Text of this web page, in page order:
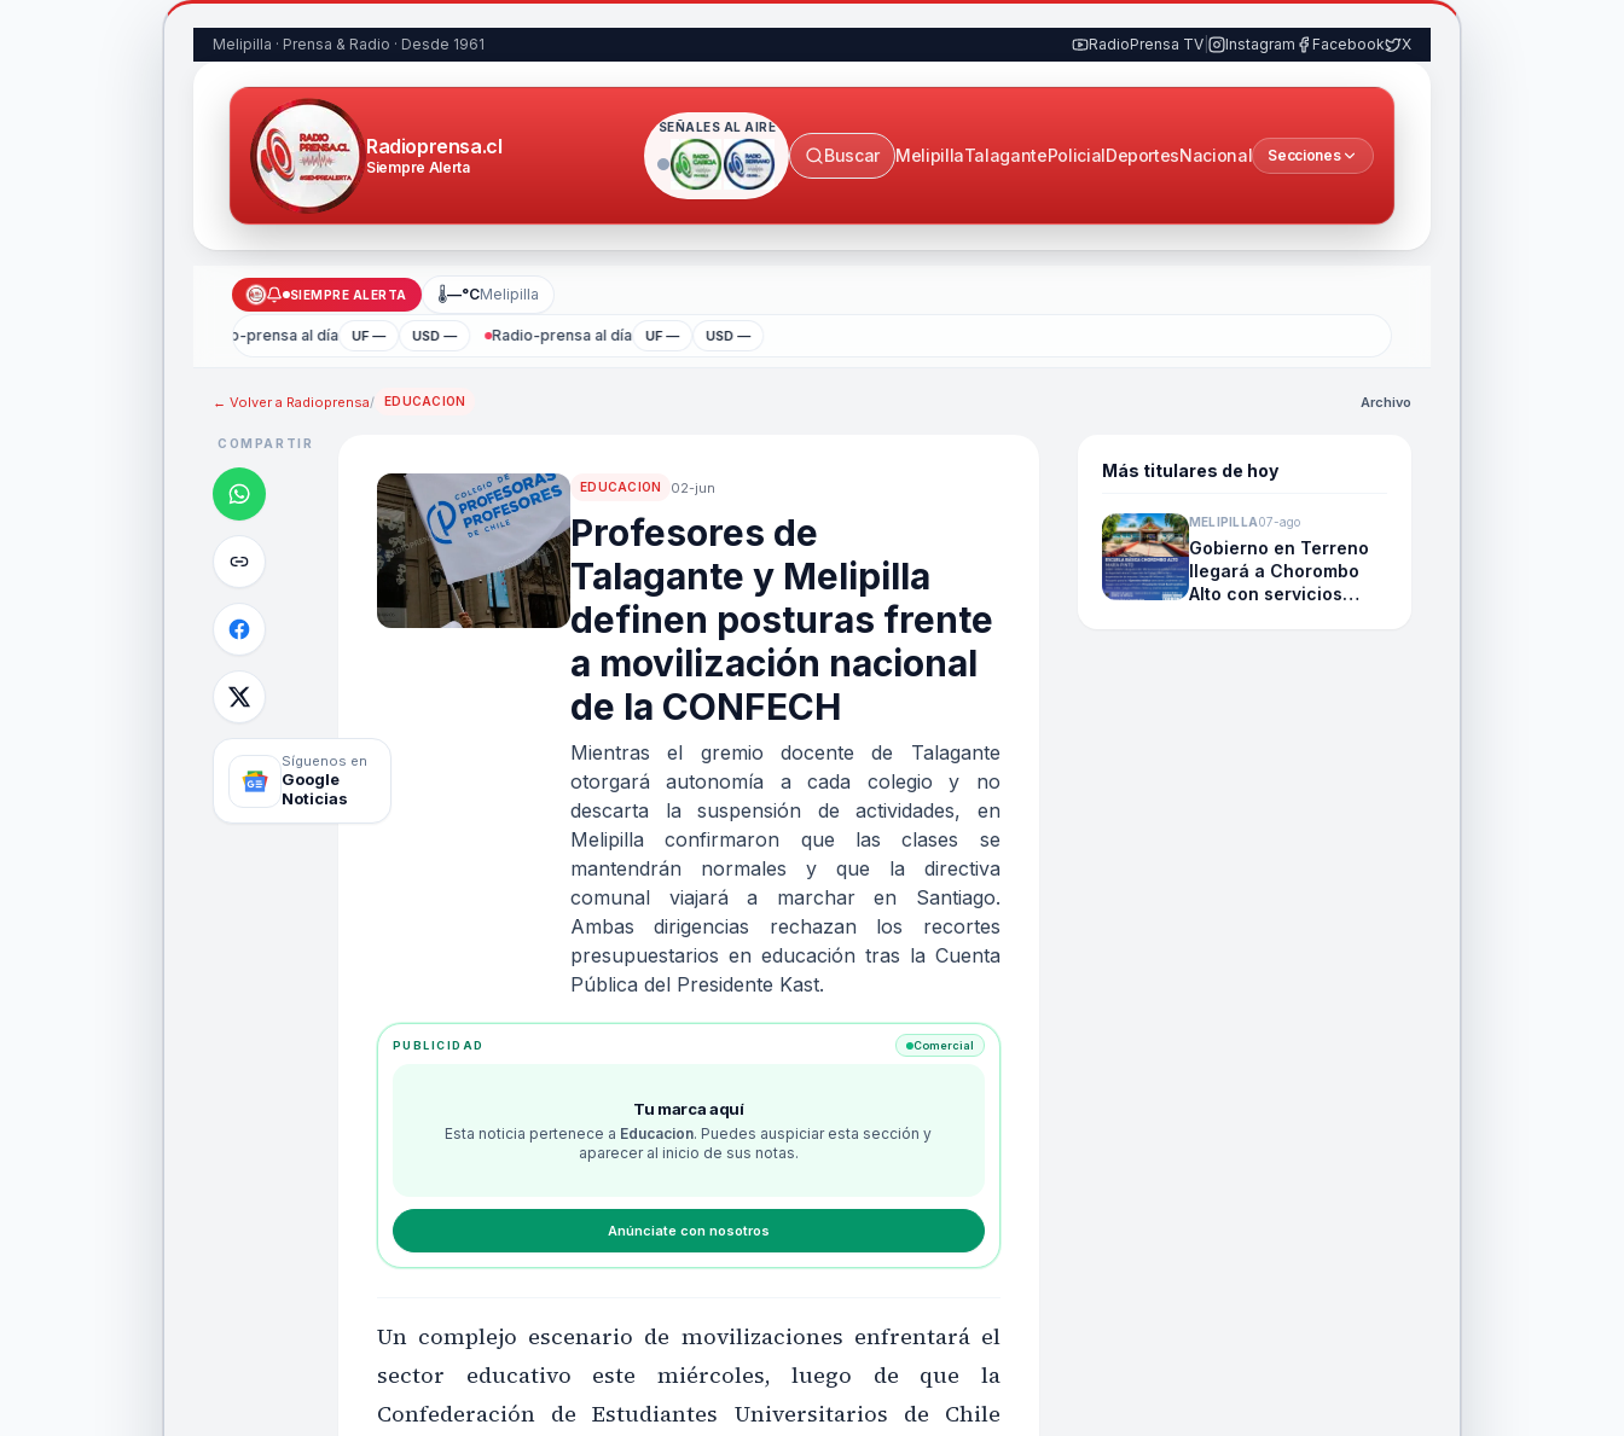
Melipilla · Prensa & Radio · Desde 1961 RadioPrensa TV Instagram Facebook X
Radioprensa.cl
Siempre Alerta
SEÑALES AL AIRE
Buscar MelipillaTalagantePolicialDeportesNacional Secciones
SIEMPRE ALERTA 🌡—°CMelipilla
Radio-prensa al día UF — USD — Radio-prensa al día UF — USD —
← Volver a Radioprensa/ EDUCACION Archivo
COMPARTIR
Síguenos en
Google
Noticias
EDUCACION 02-jun
Profesores de
Talagante y Melipilla
definen posturas frente
a movilización nacional
de la CONFECH
Mientras el gremio docente de Talagante
otorgará autonomía a cada colegio y no
descarta la suspensión de actividades, en
Melipilla confirmaron que las clases se
mantendrán normales y que la directiva
comunal viajará a marchar en Santiago.
Ambas dirigencias rechazan los recortes
presupuestarios en educación tras la Cuenta
Pública del Presidente Kast.
PUBLICIDAD Comercial
Tu marca aquí
Esta noticia pertenece a Educacion. Puedes auspiciar esta sección y
aparecer al inicio de sus notas.
Anúnciate con nosotros
Un complejo escenario de movilizaciones enfrentará el
sector educativo este miércoles, luego de que la
Confederación de Estudiantes Universitarios de Chile
Más titulares de hoy
MELIPILLA07-ago
Gobierno en Terreno
llegará a Chorombo
Alto con servicios